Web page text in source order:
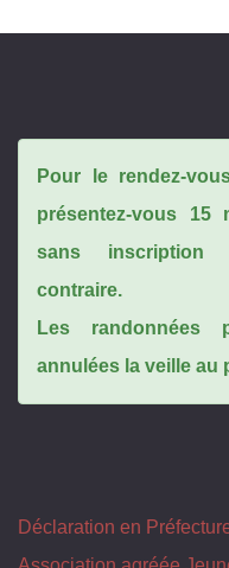
Pour le rendez-
présentez-vous
sans inscription
contraire.
Les randonnées
annulées la veille au
Déclaration en